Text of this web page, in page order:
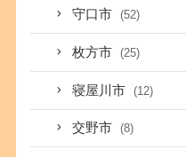
守口市 (52)
枚方市 (25)
寝屋川市 (12)
交野市 (8)